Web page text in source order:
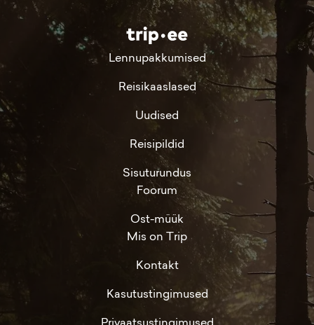
Lennupakkumised
Reisikaaslased
Uudised
Reisipildid
Sisuturundus
Foorum
Ost-müük
Mis on Trip
Kontakt
Kasutustingimused